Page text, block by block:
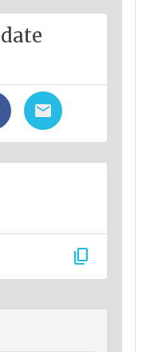
content_copy